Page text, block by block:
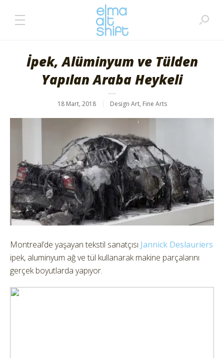
İpek, Alüminyum ve Tülden
Yapılan Araba Heykeli
18 Mart, 2018 Design Art, Fine Arts
Montreal’de yaşayan tekstil sanatçısı Jannick Deslauriers
ipek, aluminyum ağ ve tül kullanarak makine parçalarını
gerçek boyutlarda yapıyor.